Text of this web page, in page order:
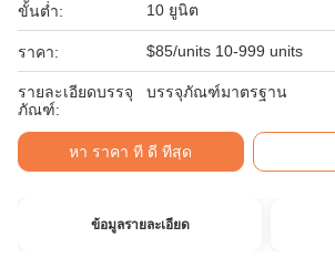
ขั้นต่ำ: 10 ยูนิต
ราคา: $85/units 10-999 units
รายละเอียดบรรจุ
ภัณฑ์:
บรรจุภัณฑ์มาตรฐาน
หา ราคา ที่ ดี ที่สุด
ข้อมูลรายละเอียด